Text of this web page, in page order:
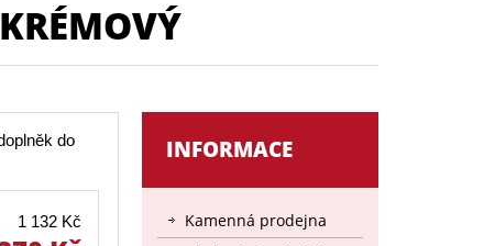
do
1 132 Kč
INFORMACE
Kamenná prodejna